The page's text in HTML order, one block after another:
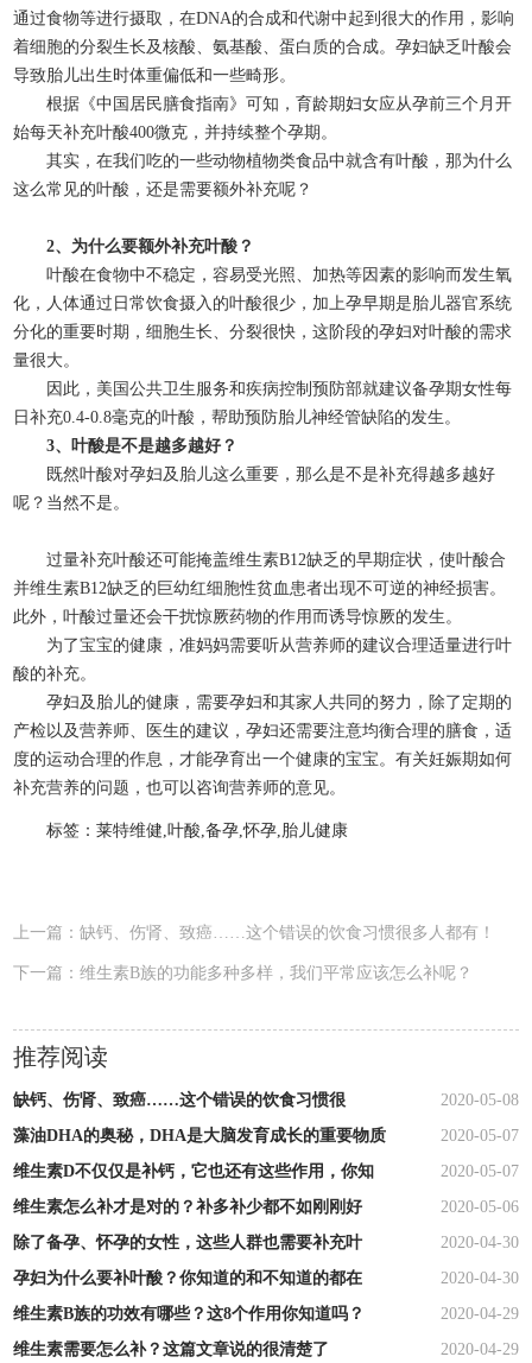
通过食物等进行摄取，在DNA的合成和代谢中起到很大的作用，影响
着细胞的分裂生长及核酸、氨基酸、蛋白质的合成。孕妇缺乏叶酸会
导致胎儿出生时体重偏低和一些畸形。
根据《中国居民膳食指南》可知，育龄期妇女应从孕前三个月开
始每天补充叶酸400微克，并持续整个孕期。
其实，在我们吃的一些动物植物类食品中就含有叶酸，那为什么
这么常见的叶酸，还是需要额外补充呢？
2、为什么要额外补充叶酸？
叶酸在食物中不稳定，容易受光照、加热等因素的影响而发生氧
化，人体通过日常饮食摄入的叶酸很少，加上孕早期是胎儿器官系统
分化的重要时期，细胞生长、分裂很快，这阶段的孕妇对叶酸的需求
量很大。
因此，美国公共卫生服务和疾病控制预防部就建议备孕期女性每
日补充0.4-0.8毫克的叶酸，帮助预防胎儿神经管缺陷的发生。
3、叶酸是不是越多越好？
既然叶酸对孕妇及胎儿这么重要，那么是不是补充得越多越好
呢？当然不是。
过量补充叶酸还可能掩盖维生素B12缺乏的早期症状，使叶酸合
并维生素B12缺乏的巨幼红细胞性贫血患者出现不可逆的神经损害。
此外，叶酸过量还会干扰惊厥药物的作用而诱导惊厥的发生。
为了宝宝的健康，准妈妈需要听从营养师的建议合理适量进行叶
酸的补充。
孕妇及胎儿的健康，需要孕妇和其家人共同的努力，除了定期的
产检以及营养师、医生的建议，孕妇还需要注意均衡合理的膳食，适
度的运动合理的作息，才能孕育出一个健康的宝宝。有关妊娠期如何
补充营养的问题，也可以咨询营养师的意见。
标签：莱特维健,叶酸,备孕,怀孕,胎儿健康
上一篇：缺钙、伤肾、致癌……这个错误的饮食习惯很多人都有！
下一篇：维生素B族的功能多种多样，我们平常应该怎么补呢？
推荐阅读
2020-05-08
缺钙、伤肾、致癌……这个错误的饮食习惯很
2020-05-07
藻油DHA的奥秘，DHA是大脑发育成长的重要物质
2020-05-07
维生素D不仅仅是补钙，它也还有这些作用，你知
2020-05-06
维生素怎么补才是对的？补多补少都不如刚刚好
2020-04-30
除了备孕、怀孕的女性，这些人群也需要补充叶
2020-04-30
孕妇为什么要补叶酸？你知道的和不知道的都在
2020-04-29
维生素B族的功效有哪些？这8个作用你知道吗？
2020-04-29
维生素需要怎么补？这篇文章说的很清楚了